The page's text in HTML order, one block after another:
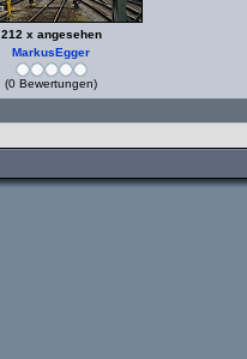
212 x angesehen
MarkusEgger
(0 Bewertungen)